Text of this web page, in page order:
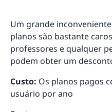
Um grande
planos são bastante
professores e qualquer
podem obter um
Custo: Os planos pagos
usuário por ano